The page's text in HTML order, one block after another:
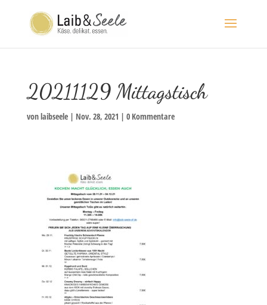
20211129 Mittagstisch
vonlaibseele| Nov. 28, 2021 | 0 Kommentare